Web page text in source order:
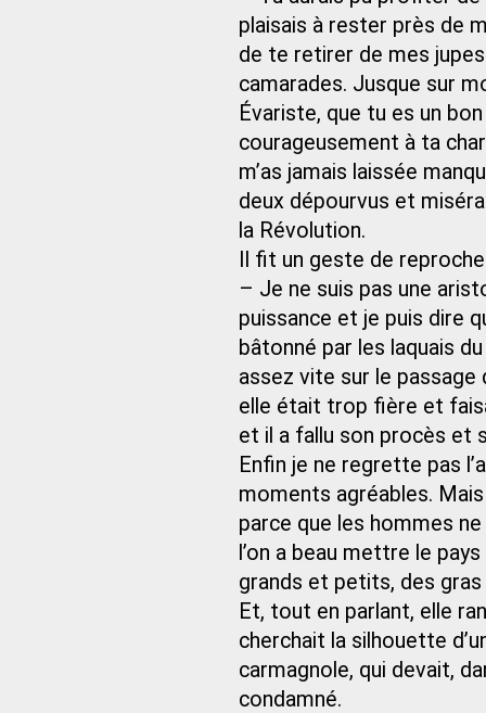
plaisais à rester près de
de te retirer de mes
camarades. Jusque sur
Évariste, que tu es un
courageusement à ta
m’as jamais laissée
deux dépourvus et
la Révolution.
Il fit un geste de
– Je ne suis pas une
puissance et je puis dire
bâtonné par les laquais
assez vite sur le passage
elle était trop fière et
et il a fallu son procès et
Enfin je ne regrette pas
moments agréables.
parce que les hommes
l’on a beau mettre le
grands et petits, des
Et, tout en parlant, elle
cherchait la silhouette
carmagnole, qui devait,
condamné.